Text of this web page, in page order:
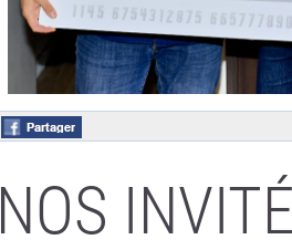
NOS